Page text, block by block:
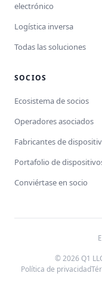
electrónico
Logística inversa
Todas las soluciones
SOCIOS
Ecosistema de socios
Operadores asociados
Fabricantes de
Portafolio de
Conviértase en socio
© 2026 Q1
Política de privacidad